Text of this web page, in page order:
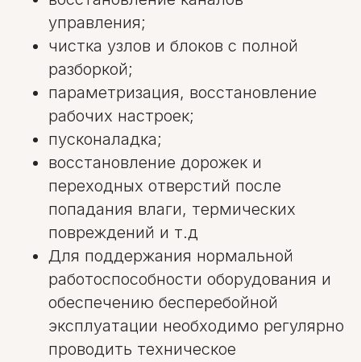
управления;
чистка узлов и блоков с полной
разборкой;
параметризация, восстановление
рабочих настроек;
пусконаладка;
восстановление дорожек и
переходных отверстий после
попадания влаги, термических
повреждений и т.д
Для поддержания нормальной
работоспособности оборудования и
обеспечению бесперебойной
эксплуатации необходимо регулярно
проводить техническое